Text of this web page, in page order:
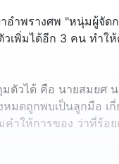
อำพรางศพ "หนุ่มผู้จัด
เพิ่มได้อีก 3 คน ทำใ
มตัวได้ คือ นายสมยศ
หมดถูกพบเป็นลูกมือ เ
ำให้การของ ว่าที่ร้อ